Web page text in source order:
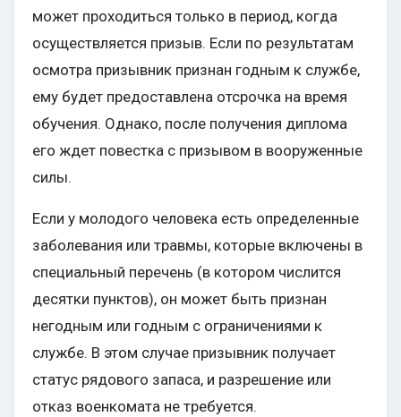
может проходиться только в период, когда
осуществляется призыв. Если по результатам
осмотра призывник признан годным к службе,
ему будет предоставлена отсрочка на время
обучения. Однако, после получения диплома
его ждет повестка с призывом в вооруженные
силы.
Если у молодого человека есть определенные
заболевания или травмы, которые включены в
специальный перечень (в котором числится
десятки пунктов), он может быть признан
негодным или годным с ограничениями к
службе. В этом случае призывник получает
статус рядового запаса, и разрешение или
отказ военкомата не требуется.